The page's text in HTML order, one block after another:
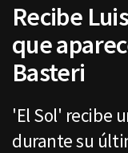
Recibe
que
Basteri
'El Sol' recibe
durante su